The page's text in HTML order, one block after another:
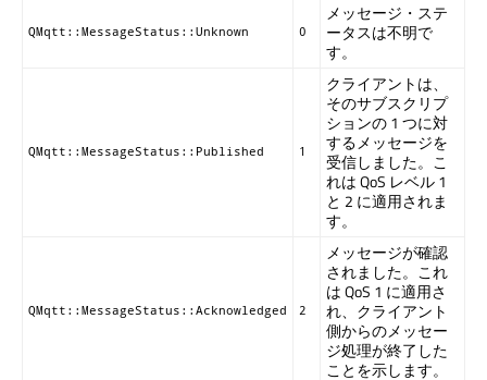
QMqtt::MessageStatus::Unknown 0
メッセージ・ステ
ータスは不明で
す。
QMqtt::MessageStatus::Published 1
クライアントは、
そのサブスクリプ
ションの 1 つに対
するメッセージを
受信しました。こ
れは QoS レベル 1
と 2 に適用されま
す。
QMqtt::MessageStatus::Acknowledged 2
メッセージが確認
されました。これ
は QoS 1 に適用さ
れ、クライアント
側からのメッセー
ジ処理が終了した
ことを示します。